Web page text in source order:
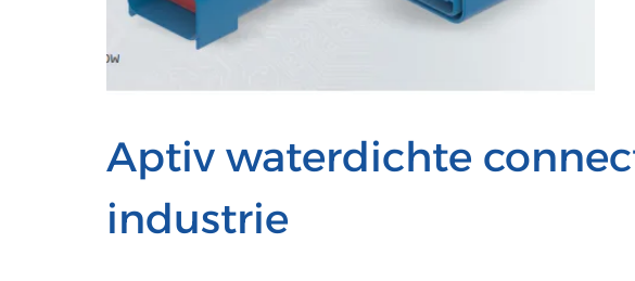
Aptiv waterdichte
industrie